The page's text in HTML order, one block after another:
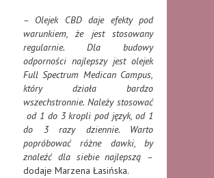
– Olejek CBD daje efekty pod
warunkiem, że jest stosowany
regularnie. Dla budowy
odporności najlepszy jest olejek
Full Spectrum Medican Campus,
który działa bardzo
wszechstronnie. Należy stosować
od 1 do 3 kropli pod język, od 1
do 3 razy dziennie. Warto
popróbować różne dawki, by
znaleźć dla siebie najlepszą –
dodaje Marzena Łasińska.